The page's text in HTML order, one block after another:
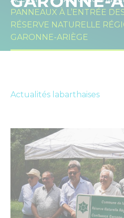
PANNEAUX À L’ENTRÉE
RÉSERVE NATURELLE
GARONNE-ARIÈGE
Actualités labarthaises